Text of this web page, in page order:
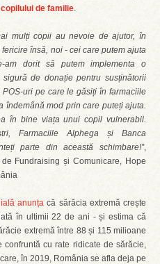
de familie.
mulți copii au nevoie de ajutor, în
însă, noi - cei care putem ajuta
dorit să putem implementa o
de donație pentru susținătorii
uri pe care le găsiți în farmaciile
îndemână mod prin care puteți ajuta.
în bine viața unui copil vulnerabil.
Farmaciile Alphega și Banca
parte din această schimbare!”,
Fundraising și Comunicare, Hope
anunța că sărăcia extremă crește
în ultimii 22 de ani - și estima că
extremă între 88 și 115 milioane
cu rate ridicate de sărăcie,
în 2019, România se afla deja pe